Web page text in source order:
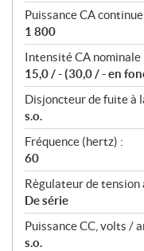
Puissance CA
1 800
Intensité CA nominale
15,0 / - (30,0 / - en
Disjoncteur de fuite à
s.o.
Fréquence (hertz) :
60
Règulateur de tension
De série
Puissance CC, volts /
s.o.